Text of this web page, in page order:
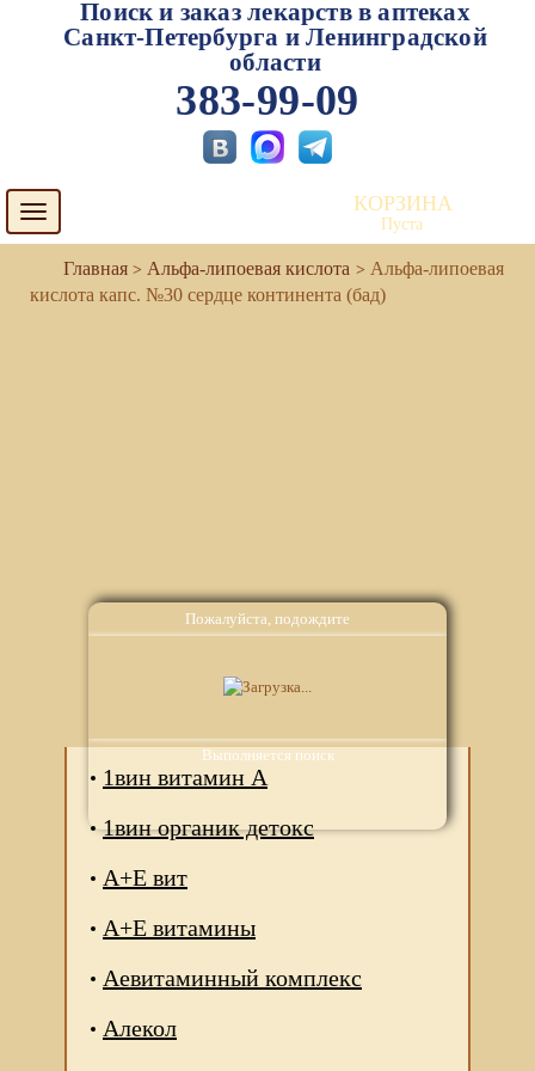
Пожалуйста, подождите
Выполняется поиск
Поиск и заказ лекарств в аптеках
Санкт-Петербурга и Ленинградской
области
383-99-09
Toggle
navigation
КОРЗИНА
Пуста
Альфа-липоевая кислота
Альфа-липоевая
кислота капс. №30 сердце континента (бад)
1вин витамин А
1вин органик детокс
А+Е вит
А+Е витамины
Аевитаминный комплекс
Алекол